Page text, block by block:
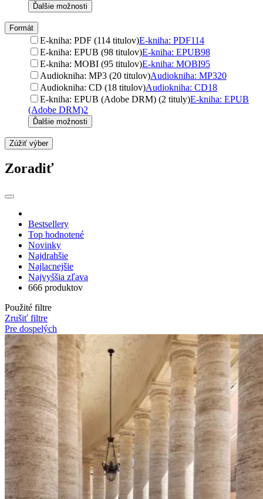
Ďalšie možnosti
Formát
E-kniha: PDF (114 titulov)E-kniha: PDF114
E-kniha: EPUB (98 titulov)E-kniha: EPUB98
E-kniha: MOBI (95 titulov)E-kniha: MOBI95
Audiokniha: MP3 (20 titulov)Audiokniha: MP320
Audiokniha: CD (18 titulov)Audiokniha: CD18
E-kniha: EPUB (Adobe DRM) (2 tituly)E-kniha: EPUB
(Adobe DRM)2
Ďalšie možnosti
Zúžiť výber
Zoradiť
Bestsellery
Top hodnotené
Novinky
Najdrahšie
Najlacnejšie
Najvyššia zľava
666 produktov
Použité filtre
Zrušiť filtre
Pre dospelých